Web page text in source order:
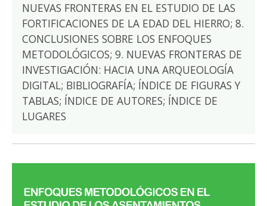
NUEVAS FRONTERAS EN EL ESTUDIO DE LAS
FORTIFICACIONES DE LA EDAD DEL HIERRO; 8.
CONCLUSIONES SOBRE LOS ENFOQUES
METODOLÓGICOS; 9. NUEVAS FRONTERAS DE
INVESTIGACIÓN: HACIA UNA ARQUEOLOGÍA
DIGITAL; BIBLIOGRAFÍA; ÍNDICE DE FIGURAS Y
TABLAS; ÍNDICE DE AUTORES; ÍNDICE DE
LUGARES